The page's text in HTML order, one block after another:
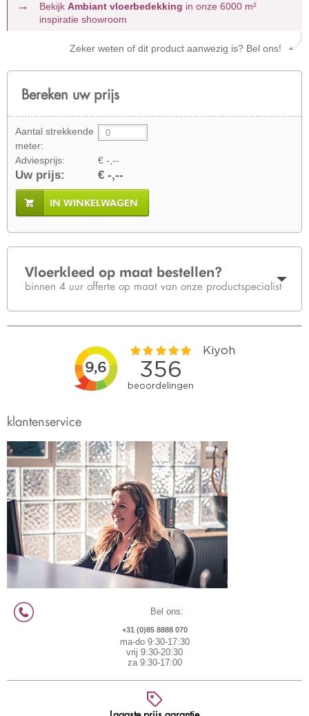
Bekijk Ambiant vloerbedekking in onze 6000 m²
inspiratie showroom
Zeker weten of dit product aanwezig is? Bel ons!
Bereken uw prijs
Aantal strekkende
meter:
Adviesprijs:
€ -,--
Uw prijs: € -,--
IN WINKELWAGEN
Vloerkleed op maat bestellen?
binnen 4 uur offerte op maat van onze productspecialist
klantenservice
Bel ons:
+31 (0)85 8888 070
ma-do 9:30-17:30
vrij 9:30-20:30
za 9:30-17:00